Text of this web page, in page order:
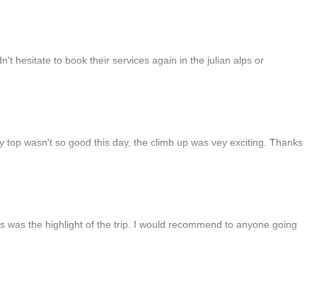
hesitate to book their services again in the julian alps or
wasn't so good this day, the climb up was vey exciting. Thanks
the highlight of the trip. I would recommend to anyone going